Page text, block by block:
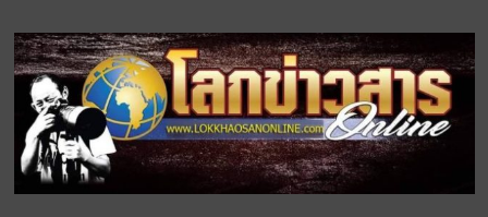
to
content